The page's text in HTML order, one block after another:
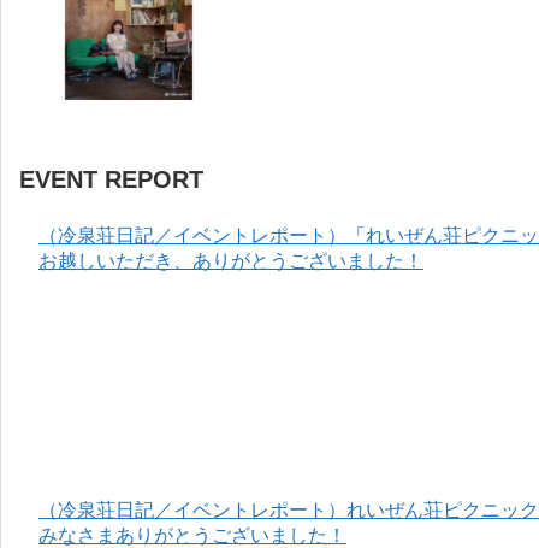
EVENT REPORT
（冷泉荘日記／イベントレポート）「れいぜん荘ピクニ
お越しいただき、ありがとうございました！
（冷泉荘日記／イベントレポート）れいぜん荘ピクニッ
みなさまありがとうございました！